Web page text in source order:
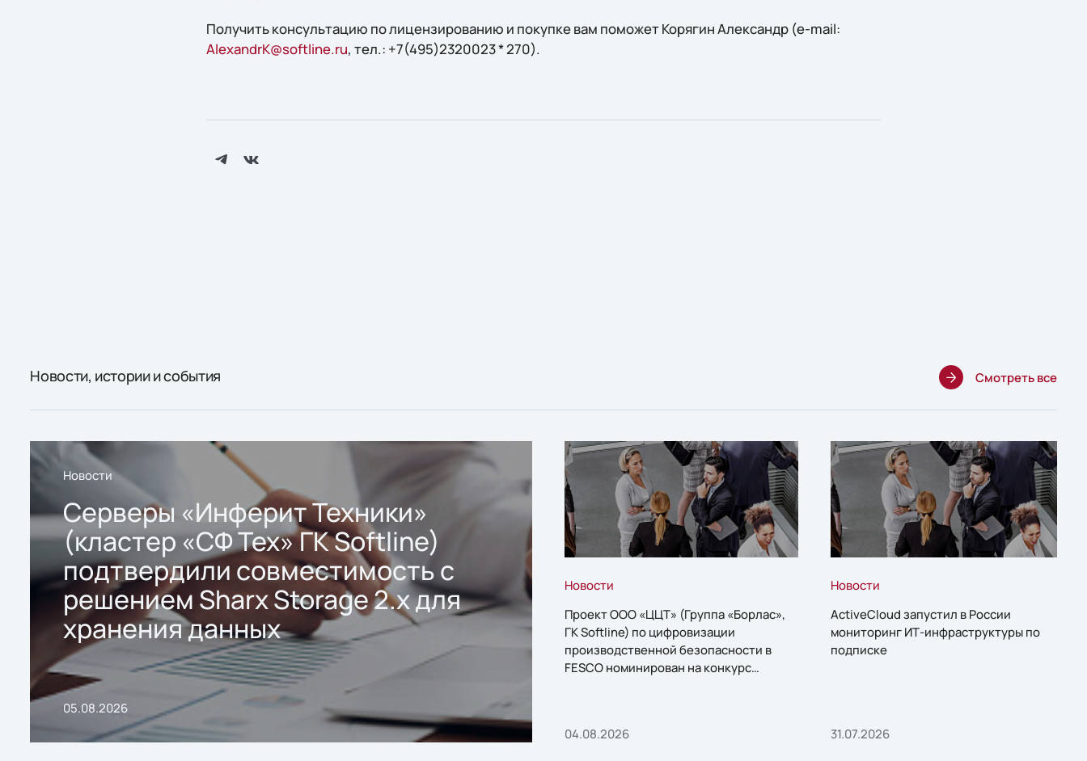
Получить конcультацию по лицензированию и покупке вам поможет Корягин Александр (e-mail:
AlexandrK@softline.ru, тел.: +7(495)2320023 * 270).
Новости, истории и события Смотреть все
Новости
Серверы «Инферит Техники»
(кластер «СФ Тех» ГК Softline)
подтвердили совместимость с
решением Sharx Storage 2.x для
хранения данных
05.08.2026
Новости
Проект ООО «ЦЦТ» (Группа «Борлас»,
ГК Softline) по цифровизации
производственной безопасности в
FESCO номинирован на конкурс
04.08.2026
Новости
ActiveCloud запустил в России
мониторинг ИТ-инфраструктуры по
подписке
31.07.2026